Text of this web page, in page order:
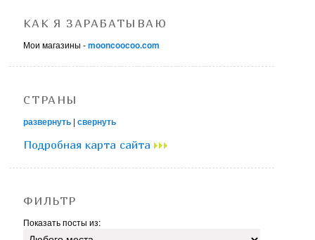
КАК Я ЗАРАБАТЫВАЮ
Мои магазины -mooncoocoo.com
СТРАНЫ
развернуть |свернуть
Подробная карта сайта
ФИЛЬТР
Показать посты из: